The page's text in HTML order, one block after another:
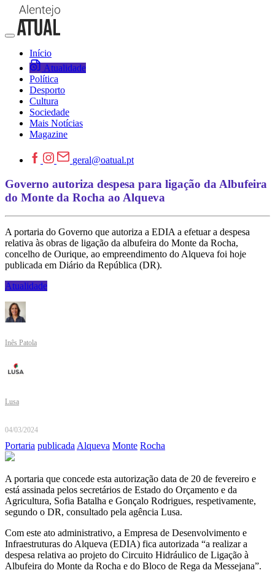
Início
Atualidade
Política
Desporto
Cultura
Sociedade
Mais Notícias
Magazine
geral@oatual.pt
Governo autoriza despesa para ligação da Albufeira
do Monte da Rocha ao Alqueva
A portaria do Governo que autoriza a EDIA a efetuar a despesa
relativa às obras de ligação da albufeira do Monte da Rocha,
concelho de Ourique, ao empreendimento do Alqueva foi hoje
publicada em Diário da República (DR).
Atualidade
Inês Patola
Lusa
04/03/2024
Portaria publicadaAlqueva Monte Rocha
A portaria que concede esta autorização data de 20 de fevereiro e
está assinada pelos secretários de Estado do Orçamento e da
Agricultura, Sofia Batalha e Gonçalo Rodrigues, respetivamente,
segundo o DR, consultado pela agência Lusa.
Com este ato administrativo, a Empresa de Desenvolvimento e
Infraestruturas do Alqueva (EDIA) fica autorizada “a realizar a
despesa relativa ao projeto do Circuito Hidráulico de Ligação à
Albufeira do Monte da Rocha e do Bloco de Rega da Messejana”.